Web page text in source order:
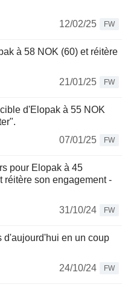
12/02/25
FW
à 58 NOK (60) et réitère
21/01/25
FW
d'Elopak à 55 NOK
07/01/25
FW
pour Elopak à 45
réitère son engagement -
31/10/24
FW
d'aujourd'hui en un coup
24/10/24
FW